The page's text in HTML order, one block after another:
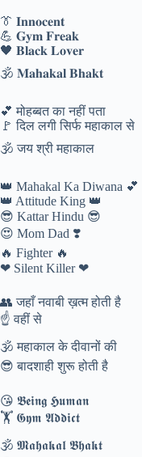
👔 𝐈𝐧𝐧𝐨𝐜𝐞𝐧𝐭
💪 𝐆𝐲𝐦 𝐅𝐫𝐞𝐚𝐤
🖤 𝐁𝐥𝐚𝐜𝐤 𝐋𝐨𝐯𝐞𝐫
🕉️ 𝐌𝐚𝐡𝐚𝐤𝐚𝐥 𝐁𝐡𝐚𝐤𝐭
💕 मोहब्बत का नहीं पता
🚩 दिल लगी सिर्फ महाकाल से
🕉️ जय श्री महाकाल
👑 Mahakal Ka Diwana 💕
👑 Attitude King 👑
😎 Kattar Hindu 😎
😍 Mom Dad ❣️
🔥 Fighter 🔥
❤ Silent Killer ❤
👥 जहाँ नवाबी ख़त्म होती है
☝️ वहीं से
🕉️ महाकाल के दीवानों की
😎 बादशाही शुरू होती है
😘 𝕭𝖊𝖎𝖓𝖌 𝕳𝖚𝖒𝖆𝖓
🏋️ 𝕲𝖞𝖒 𝕬𝖉𝖉𝖎𝖈𝖙
🕉️ 𝕸𝖆𝖍𝖆𝖐𝖆𝖑 𝕭𝖍𝖆𝖐𝖙